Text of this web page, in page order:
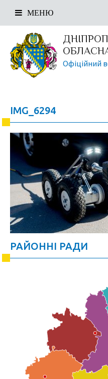
Офіційний
МЕНЮ
IMG_6294
РАЙОННІ РАДИ